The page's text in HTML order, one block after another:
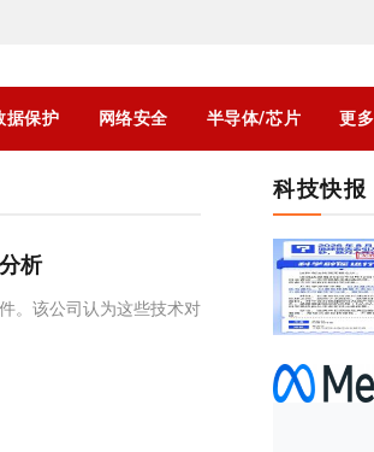
据保护 网络安全 半导体/芯片 更
析
。该公司认为这些技术对
科技快报